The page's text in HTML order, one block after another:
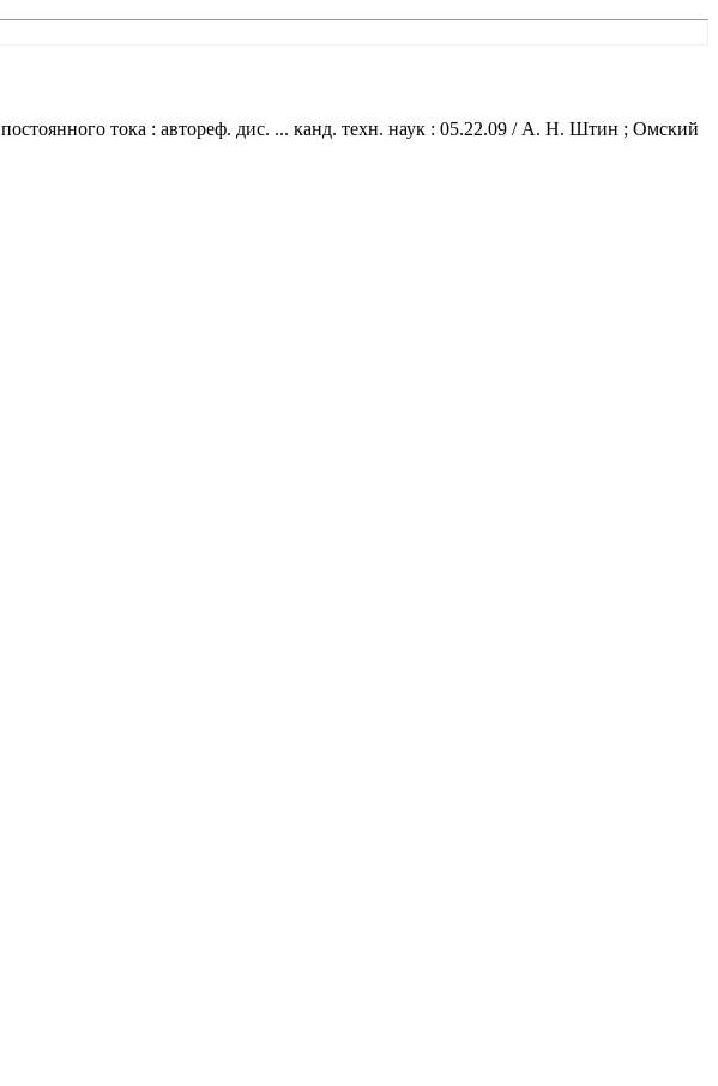
тока : автореф. дис. ... канд. техн. наук : 05.22.09 / А. Н. Штин ; Омский